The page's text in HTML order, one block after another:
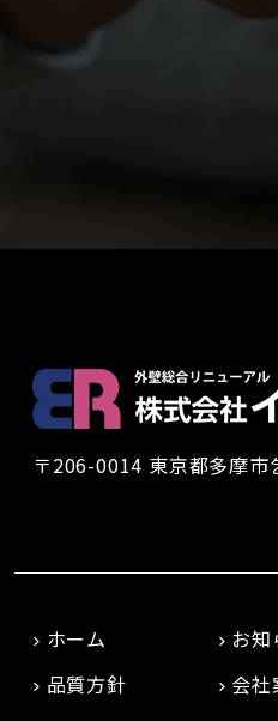
〒206-0014 東京都多摩
ホーム お知
品質方針
会社